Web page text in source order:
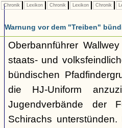
Chronik Lexikon Chronik Lexikon Chronik
Warnung vor dem "Treiben"
Oberbannführer
staats- und
bündischen
die HJ-Uniform
Jugendverbände der
Schirachs